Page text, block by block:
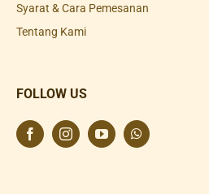
Syarat & Cara Pemesanan
Tentang Kami
FOLLOW US